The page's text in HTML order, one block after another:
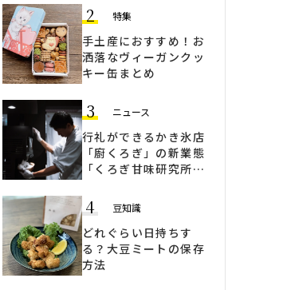
Koum」
2 特集
手土産におすすめ！お
洒落なヴィーガンクッ
キー缶まとめ
3 ニュース
行礼ができるかき氷店
「廚くろぎ」の新業態
「くろぎ甘味研究所」
場
4 豆知識
どれぐらい日持ちす
る？大豆ミートの保存
方法